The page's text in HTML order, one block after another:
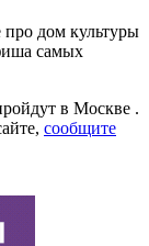
про дом культуры
самых
в Москве .
сообщите